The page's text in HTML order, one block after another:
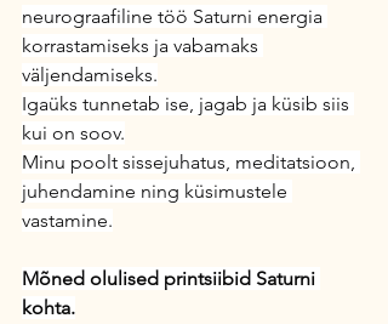
neurograafiline töö Saturni energia
korrastamiseks ja vabamaks
väljendamiseks.
Igaüks tunnetab ise, jagab ja küsib siis
kui on soov.
Minu poolt sissejuhatus, meditatsioon,
juhendamine ning küsimustele
vastamine.
Mõned olulised printsiibid Saturni
kohta.